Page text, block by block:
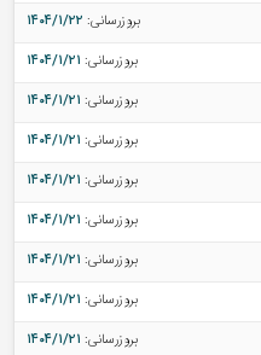
بروزرسانی: ۱۴۰۴/۱/۲۲
بروزرسانی: ۱۴۰۴/۱/۲۱
بروزرسانی: ۱۴۰۴/۱/۲۱
بروزرسانی: ۱۴۰۴/۱/۲۱
بروزرسانی: ۱۴۰۴/۱/۲۱
بروزرسانی: ۱۴۰۴/۱/۲۱
بروزرسانی: ۱۴۰۴/۱/۲۱
بروزرسانی: ۱۴۰۴/۱/۲۱
بروزرسانی: ۱۴۰۴/۱/۲۱